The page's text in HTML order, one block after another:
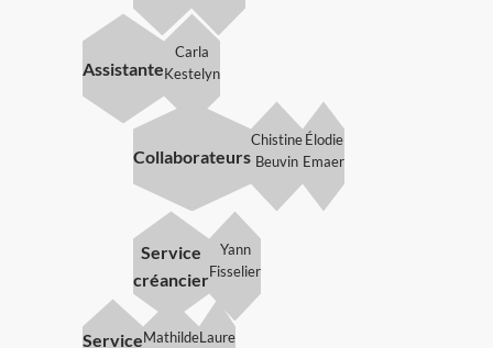
Assistante
Carla
Kestelyn
Collaborateurs
Chistine
Beuvin
Élodie
Emaer
Service
créancier
Yann
Fisselier
ServiceMathildeLaure